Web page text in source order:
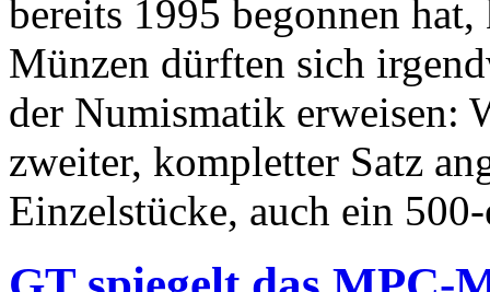
bereits 1995 begonnen
Münzen dürften sich
der Numismatik erweisen:
zweiter, kompletter Satz
Einzelstücke, auch ein